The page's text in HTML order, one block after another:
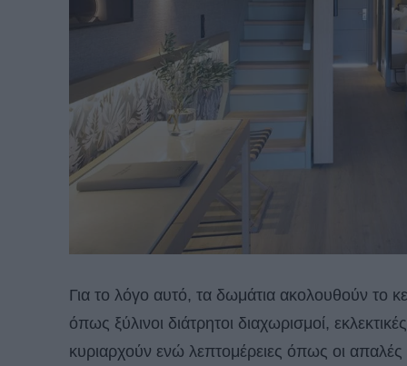
Για το λόγο αυτό, τα δωμάτια ακολουθούν το
όπως ξύλινοι διάτρητοι διαχωρισμοί,
κυριαρχούν ενώ λεπτομέρειες όπως οι απαλές